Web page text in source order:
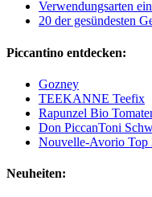
Verwendungsarten
20 der gesündesten
Piccantino entdecken:
Gozney
TEEKANNE Teefix
Rapunzel Bio
Don PiccanToni
Nouvelle-Avorio Top
Neuheiten: